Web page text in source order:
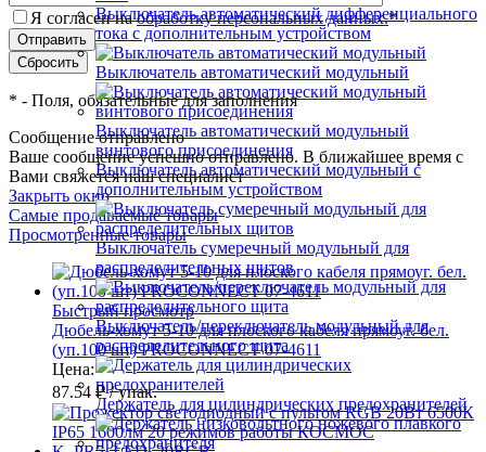
Выключатель автоматический дифференциального
тока с дополнительным устройством
Выключатель автоматический модульный
Выключатель автоматический модульный
винтового присоединения
Выключатель автоматический модульный с
дополнительным устройством
Выключатель сумеречный модульный для
распределительных щитов
Выключатель/переключатель модульный для
распределительного щита
Держатель для цилиндрических предохранителей
Я согласен наобработку персональных данных.*
* - Поля, обязательные для заполнения
Сообщение отправлено
Ваше сообщение успешно отправлено. В ближайшее время с
Вами свяжется наш специалист
Закрыть окно
Самые продаваемые товары
Просмотренные товары
Быстрый просмотр
Дюбель-хомут 5-10 для плоского кабеля прямоуг. бел.
(уп.100 шт) PROCONNECT 07-4611
Цена:
87.54 ₽/ упак.